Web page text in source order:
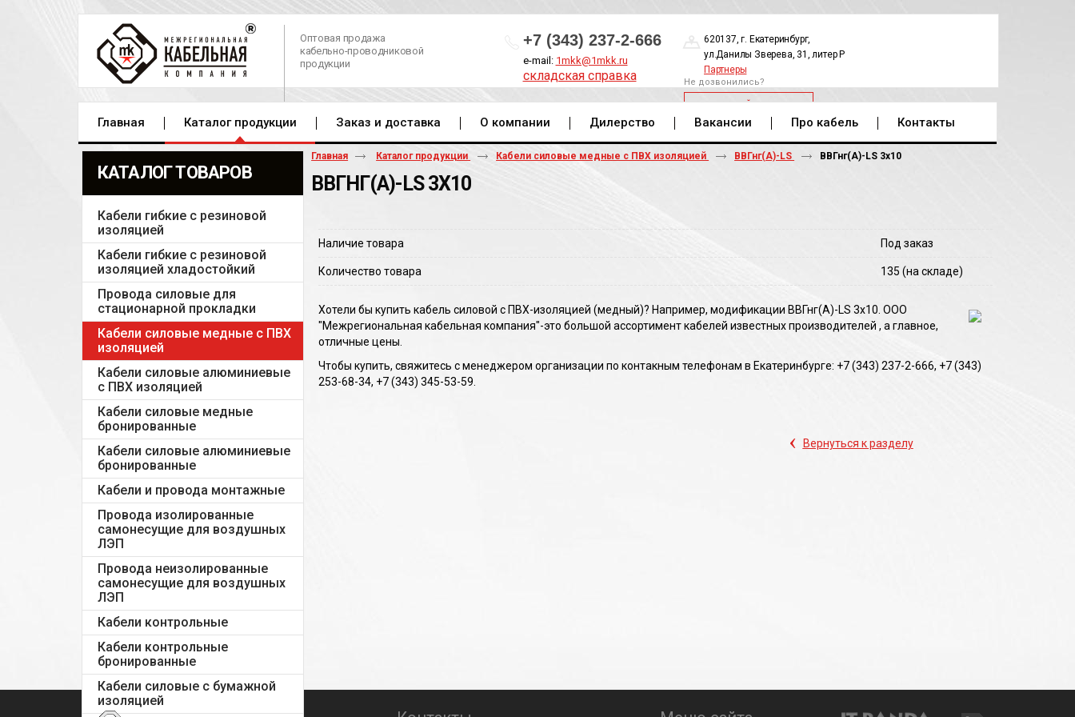
Оптовая продажа
кабельно-проводниковой
продукции
+7 (343) 237-2-666
e-mail: 1mkk@1mkk.ru
складская справка
620137, г. Екатеринбург,
ул.Данилы Зверева, 31, литер Р
Партнеры
Не дозвонились?
ОБРАТНЫЙ ЗВОНОК
Главная Каталог продукции Заказ и доставка О компании Дилерство Вакансии Про кабель Контакты
КАТАЛОГ ТОВАРОВ
Кабели гибкие с резиновой
изоляцией
Кабели гибкие с резиновой
изоляцией хладостойкий
Провода силовые для
стационарной прокладки
Кабели силовые медные с ПВХ
изоляцией
Кабели силовые алюминиевые
с ПВХ изоляцией
Кабели силовые медные
бронированные
Кабели силовые алюминиевые
бронированные
Кабели и провода монтажные
Провода изолированные
самонесущие для воздушных
ЛЭП
Провода неизолированные
самонесущие для воздушных
ЛЭП
Кабели контрольные
Кабели контрольные
бронированные
Кабели силовые с бумажной
изоляцией
Главная Каталог продукции Кабели силовые медные с ПВХ изоляцией ВВГнг(А)-LS ВВГнг(A)-LS 3х10
ВВГНГ(A)-LS 3Х10
Наличие товара Под заказ
Количество товара 135 (на складе)
Хотели бы купить кабель силовой с ПВХ-изоляцией (медный)? Например, модификации ВВГнг(A)-LS 3х10. ООО
"Межрегиональная кабельная компания"-это большой ассортимент кабелей известных производителей , а главное,
отличные цены.
Чтобы купить, свяжитесь с менеджером организации по контакным телефонам в Екатеринбурге: +7 (343) 237-2-666, +7 (343)
253-68-34, +7 (343) 345-53-59.
‹ Вернуться к разделу